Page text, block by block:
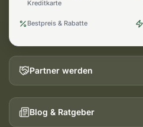
Kreditkarte
Bestpreis & Rabatte
Partner werden
Blog & Ratgeber